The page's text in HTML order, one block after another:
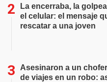
La encerraba, la
el celular: el mensaje
rescatar a una joven
Asesinaron a un
de viajes en un robo: